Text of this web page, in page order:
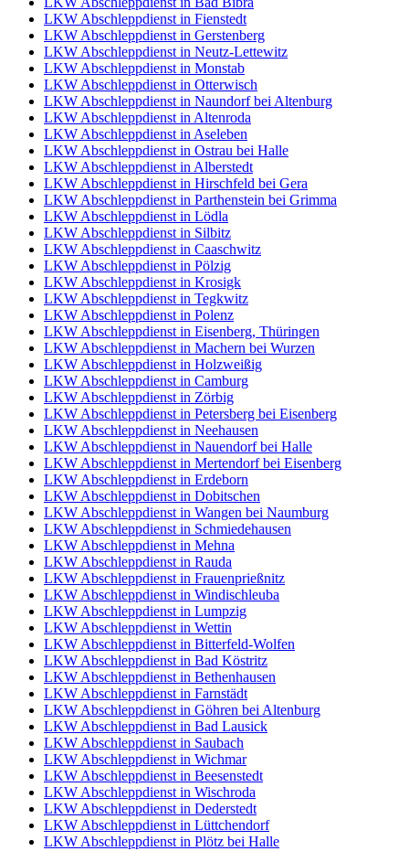
LKW Abschleppdienst in Fienstedt
LKW Abschleppdienst in Gerstenberg
LKW Abschleppdienst in Neutz-Lettewitz
LKW Abschleppdienst in Monstab
LKW Abschleppdienst in Otterwisch
LKW Abschleppdienst in Naundorf bei Altenburg
LKW Abschleppdienst in Altenroda
LKW Abschleppdienst in Aseleben
LKW Abschleppdienst in Ostrau bei Halle
LKW Abschleppdienst in Alberstedt
LKW Abschleppdienst in Hirschfeld bei Gera
LKW Abschleppdienst in Parthenstein bei Grimma
LKW Abschleppdienst in Lödla
LKW Abschleppdienst in Silbitz
LKW Abschleppdienst in Caaschwitz
LKW Abschleppdienst in Pölzig
LKW Abschleppdienst in Krosigk
LKW Abschleppdienst in Tegkwitz
LKW Abschleppdienst in Polenz
LKW Abschleppdienst in Eisenberg, Thüringen
LKW Abschleppdienst in Machern bei Wurzen
LKW Abschleppdienst in Holzweißig
LKW Abschleppdienst in Camburg
LKW Abschleppdienst in Zörbig
LKW Abschleppdienst in Petersberg bei Eisenberg
LKW Abschleppdienst in Neehausen
LKW Abschleppdienst in Nauendorf bei Halle
LKW Abschleppdienst in Mertendorf bei Eisenberg
LKW Abschleppdienst in Erdeborn
LKW Abschleppdienst in Dobitschen
LKW Abschleppdienst in Wangen bei Naumburg
LKW Abschleppdienst in Schmiedehausen
LKW Abschleppdienst in Mehna
LKW Abschleppdienst in Rauda
LKW Abschleppdienst in Frauenprießnitz
LKW Abschleppdienst in Windischleuba
LKW Abschleppdienst in Lumpzig
LKW Abschleppdienst in Wettin
LKW Abschleppdienst in Bitterfeld-Wolfen
LKW Abschleppdienst in Bad Köstritz
LKW Abschleppdienst in Bethenhausen
LKW Abschleppdienst in Farnstädt
LKW Abschleppdienst in Göhren bei Altenburg
LKW Abschleppdienst in Bad Lausick
LKW Abschleppdienst in Saubach
LKW Abschleppdienst in Wichmar
LKW Abschleppdienst in Beesenstedt
LKW Abschleppdienst in Wischroda
LKW Abschleppdienst in Dederstedt
LKW Abschleppdienst in Lüttchendorf
LKW Abschleppdienst in Plötz bei Halle